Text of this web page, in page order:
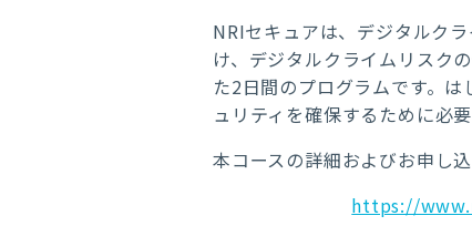
NRIセキュアは、デジタルク
け、デジタルクライムリスク
た2日間のプログラムです。
ュリティを確保するために必
本コースの詳細およびお申し
https://